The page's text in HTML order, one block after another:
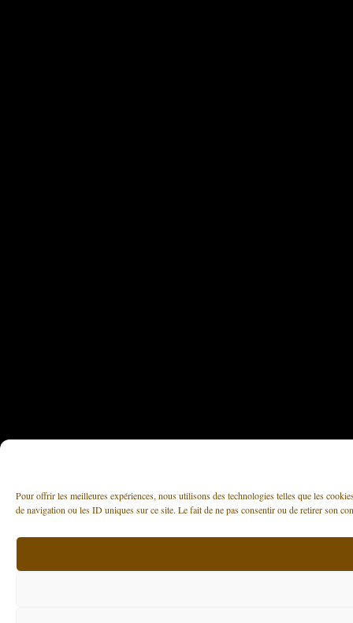
Pour offrir les meilleures expériences, nous utilisons des technologies telles que les
de navigation ou les ID uniques sur ce site. Le fait de ne pas consentir ou de retirer son